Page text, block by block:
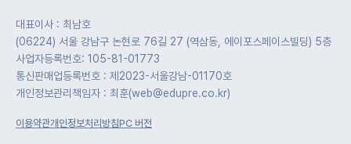
대표이사 : 최남호
(06224) 서울 강남구 논현로 76길 27 (역삼동, 에이포스페이스빌딩) 5층
사업자등록번호: 105-81-01773
통신판매업등록번호 : 제2023-서울강남-01170호
개인정보관리책임자 : 최훈(web@edupre.co.kr)
이용약관개인정보처리방침PC 버전